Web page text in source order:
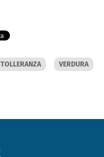
TOLLERANZA VERDURA